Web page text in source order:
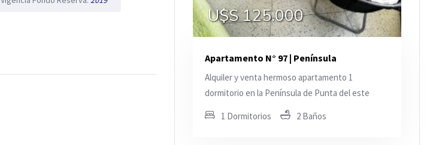
U$S 125.000
Apartamento N° 97 | Península
Alquiler y venta hermoso apartamento 1
dormitorio en la Península de Punta del este
1 Dormitorios 2 Baños